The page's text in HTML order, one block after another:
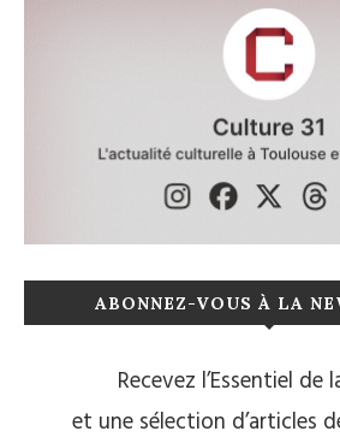
ABONNEZ-VOUS À LA
Recevez l’Essentiel de
et une sélection d’articles